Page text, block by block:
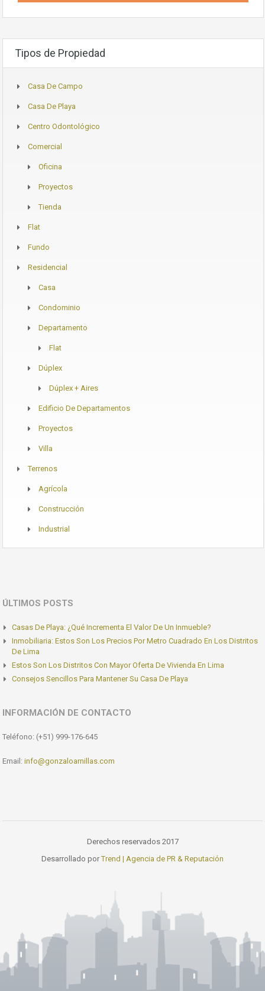
Tipos de Propiedad
Casa De Campo
Casa De Playa
Centro Odontológico
Comercial
Oficina
Proyectos
Tienda
Flat
Fundo
Residencial
Casa
Condominio
Departamento
Flat
Dúplex
Dúplex + Aires
Edificio De Departamentos
Proyectos
Villa
Terrenos
Agrícola
Construcción
Industrial
ÚLTIMOS POSTS
Casas De Playa: ¿Qué Incrementa El Valor De Un Inmueble?
Inmobiliaria: Estos Son Los Precios Por Metro Cuadrado En Los Distritos
De Lima
Estos Son Los Distritos Con Mayor Oferta De Vivienda En Lima
Consejos Sencillos Para Mantener Su Casa De Playa
INFORMACIÓN DE CONTACTO
Teléfono: (+51) 999-176-645
Email: info@gonzaloarnillas.com
Derechos reservados 2017
Desarrollado porTrend | Agencia de PR & Reputación